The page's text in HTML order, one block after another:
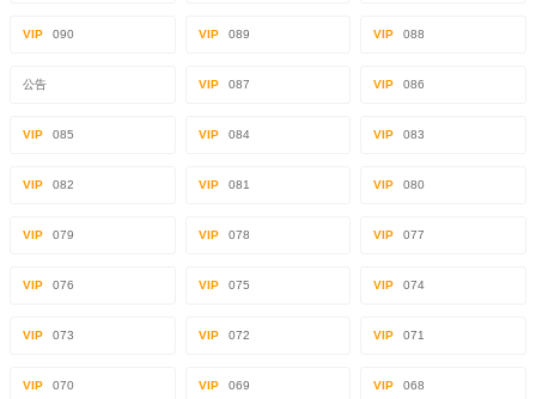
VIP 090 VIP 089 VIP 088
公告 VIP 087 VIP 086
VIP 085 VIP 084 VIP 083
VIP 082 VIP 081 VIP 080
VIP 079 VIP 078 VIP 077
VIP 076 VIP 075 VIP 074
VIP 073 VIP 072 VIP 071
VIP 070 VIP 069 VIP 068